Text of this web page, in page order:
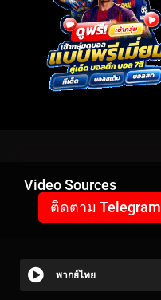
Video Sources
ติดตาม Telegram
พากย์ไทย